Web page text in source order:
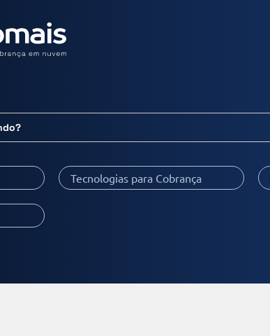
Tecnologias para Cobrança